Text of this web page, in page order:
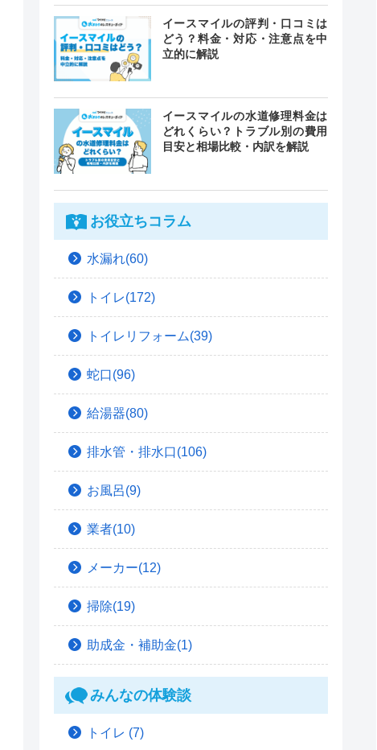
イースマイルの評判・口コミは
どう？料金・対応・注意点を中
立的に解説
イースマイルの水道修理料金は
どれくらい？トラブル別の費用
目安と相場比較・内訳を解説
お役立ちコラム
水漏れ(60)
トイレ(172)
トイレリフォーム(39)
蛇口(96)
給湯器(80)
排水管・排水口(106)
お風呂(9)
業者(10)
メーカー(12)
掃除(19)
助成金・補助金(1)
みんなの体験談
トイレ (7)